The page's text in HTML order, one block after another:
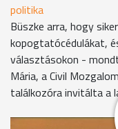
politika
Büszke arra, hogy
kopogtatócédulákat,
választásokon -
Mária, a Civil
találkozóra invitálta a